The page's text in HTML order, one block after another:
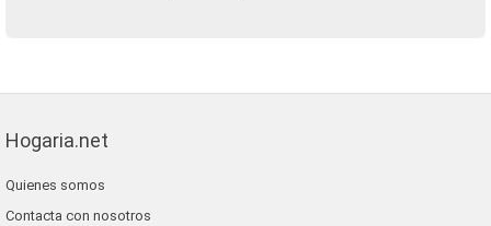
Hogaria.net
Quienes somos
Contacta con nosotros